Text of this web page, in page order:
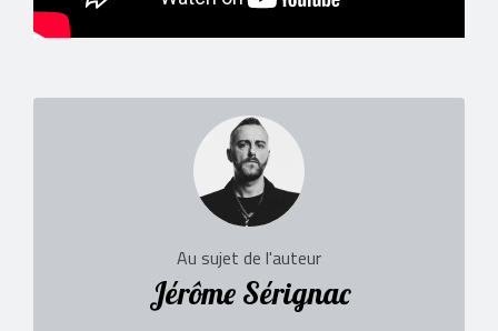
Au sujet de l'auteur
Jérôme Sérignac